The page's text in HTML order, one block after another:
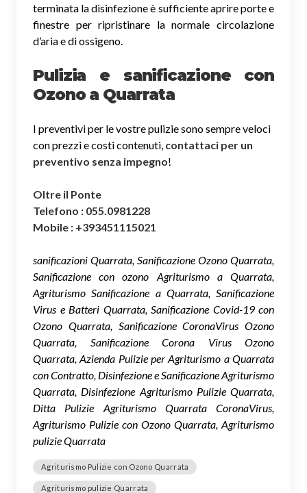
terminata la disinfezione è sufficiente aprire porte e
finestre per ripristinare la normale circolazione
d’aria e di ossigeno.
Pulizia e sanificazione con
Ozono a Quarrata
I preventivi per le vostre pulizie sono sempre veloci
con prezzi e costi contenuti, contattaci per un
preventivo senza impegno!
Oltre il Ponte
Telefono : 055.0981228
Mobile : +393451115021
sanificazioni Quarrata, Sanificazione Ozono Quarrata,
Sanificazione con ozono Agriturismo a Quarrata,
Agriturismo Sanificazione a Quarrata, Sanificazione
Virus e Batteri Quarrata, Sanificazione Covid-19 con
Ozono Quarrata, Sanificazione CoronaVirus Ozono
Quarrata, Sanificazione Corona Virus Ozono
Quarrata, Azienda Pulizie per Agriturismo a Quarrata
con Contratto, Disinfezione e Sanificazione Agriturismo
Quarrata, Disinfezione Agriturismo Pulizie Quarrata,
Ditta Pulizie Agriturismo Quarrata CoronaVirus,
Agriturismo Pulizie con Ozono Quarrata, Agriturismo
pulizie Quarrata
Agriturismo Pulizie con Ozono Quarrata
Agriturismo pulizie Quarrata